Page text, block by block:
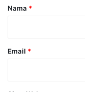
rNama *
Email *